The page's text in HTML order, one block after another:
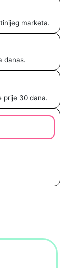
marketa.
danas.
prije 30 dana.